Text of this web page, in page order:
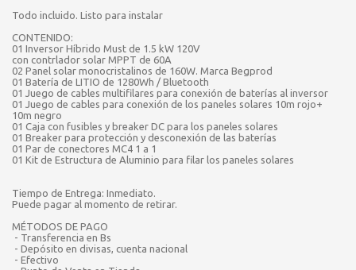
Todo incluido. Listo para instalar
CONTENIDO:
01 Inversor Híbrido Must de 1.5 kW 120V
con contrlador solar MPPT de 60A
02 Panel solar monocristalinos de 160W. Marca Begprod
01 Batería de LITIO de 1280Wh / Bluetooth
01 Juego de cables multifilares para conexión de baterías al inversor
01 Juego de cables para conexión de los paneles solares 10m rojo+
10m negro
01 Caja con fusibles y breaker DC para los paneles solares
01 Breaker para protección y desconexión de las baterías
01 Par de conectores MC4 1 a 1
01 Kit de Estructura de Aluminio para filar los paneles solares
Tiempo de Entrega: Inmediato.
Puede pagar al momento de retirar.
MÉTODOS DE PAGO
- Transferencia en Bs
- Depósito en divisas, cuenta nacional
- Efectivo